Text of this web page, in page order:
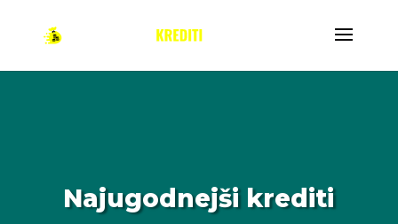
Najugodnejši krediti